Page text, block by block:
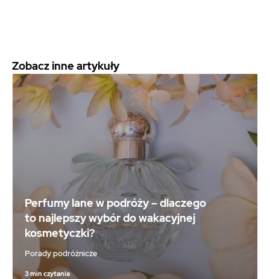
Zobacz inne artykuły
Perfumy lane w podróży – dlaczego
to najlepszy wybór do wakacyjnej
kosmetyczki?
Porady podróżnicze
3 min czytania